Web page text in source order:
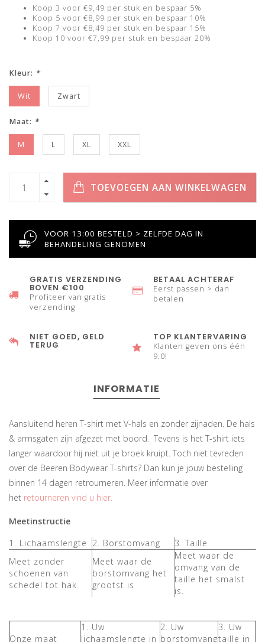
Koop 3 voor €9,49 per stuk en bespaar 5%
Koop 5 voor €8,99 per stuk en bespaar 10%
Koop 7 voor €8,49 per stuk en bespaar 15%
Koop 10 voor €7,99 per stuk en bespaar 20%
Kleur: *
Wit Zwart
Maat: *
M L XL XXL
TOEVOEGEN AAN WINKELWAGEN
VOOR 13:00 BESTELD > ZELFDE DAG IN
BEHANDELING GENOMEN
GRATIS VERZENDING
BOVEN €100
Profiteer van gratis
verzending
BETAAL ACHTERAF
Eerst passen > dan
betalen
NIET GOED, GELD
TERUG
TOP KLANTERVARING
Klanten geven ons één
9.0!
INFORMATIE
Aansluitend heren T-shirt met V-hals en zonder zijnaden. De hals
& armsgaten zijn afgezet met boord. Tevens is het T-shirt iets
langer waardoor hij niet uit je broek kruipt. Toch niet tevreden
over de Beeren Bodywear T-shirts? Dan kun je jouw bestelling
binnen 14 dagen retrourneren. Meer informatie over
het retourneren vind u hier.
Meetinstructie
1. Lichaamslengte
2. Borstomvang
3. Taille
Meet zonder
schoenen van
schedel tot hak
Meet waar de
borstomvang het
grootst is
Meet waar de
omvang van de
taille het smalst
is.
Onze maat
1. Uw
lichaamslengte in
2. Uw
borstomvang
3. Uw
taille in